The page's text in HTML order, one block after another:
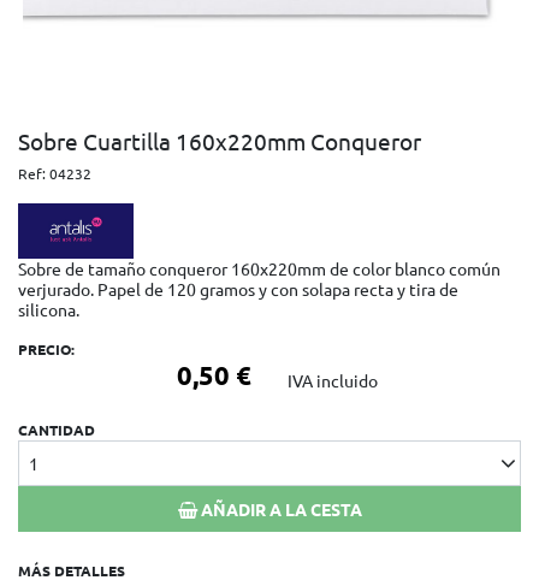
Sobre Cuartilla 160x220mm Conqueror
Ref:04232
Sobre de tamaño conqueror 160x220mm de color blanco común
verjurado. Papel de 120 gramos y con solapa recta y tira de
silicona.
PRECIO:
0,50 € IVA incluido
CANTIDAD
1
AÑADIR A LA CESTA
MÁS DETALLES